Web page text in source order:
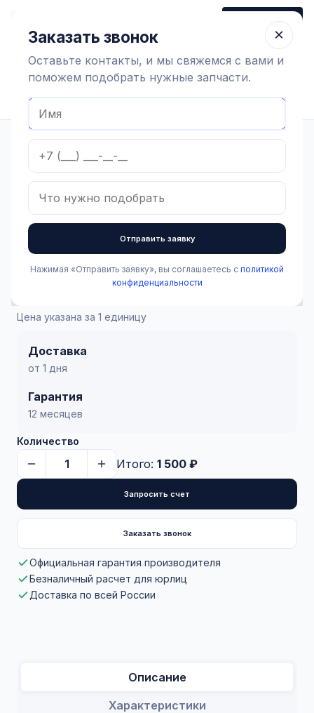
Заказать звонок
Вакуумная система
Тройник ПВХ клеевой 90*63 мм
В наличии
Тройник ПВХ клеевой
90*63 мм
1.2.5.026
Цена указана за 1 единицу
Доставка
от 1 дня
Гарантия
12 месяцев
Количество
Итого: 1 500 ₽
Запросить счет
Заказать звонок
Официальная гарантия производителя
Безналичный расчет для юрлиц
Доставка по всей России
Описание
Характеристики
×
Заказать звонок
Оставьте контакты, и мы свяжемся с вами и
поможем подобрать нужные запчасти.
Отправить заявку
Нажимая «Отправить заявку», вы соглашаетесь с политикой
конфиденциальности